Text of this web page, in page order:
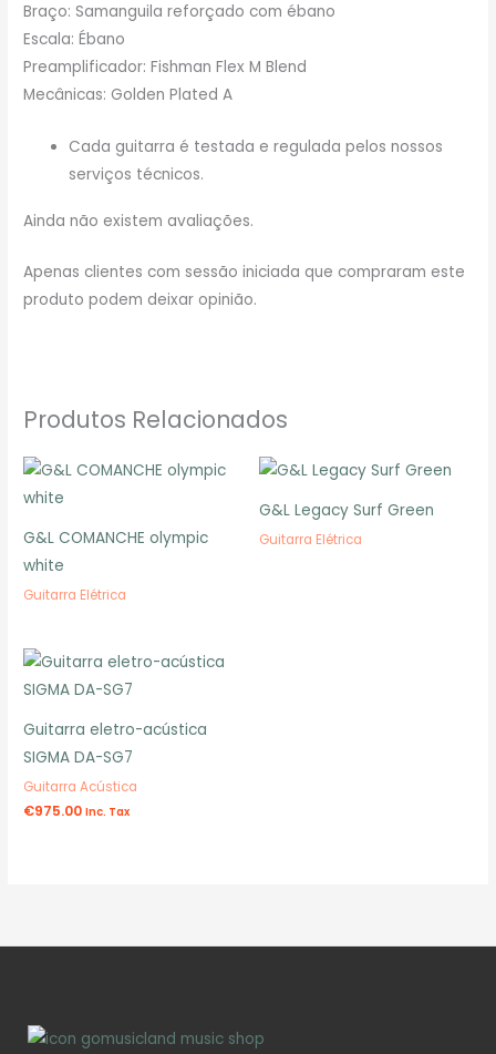
Braço: Samanguila reforçado com ébano
Escala: Ébano
Preamplificador: Fishman Flex M Blend
Mecânicas: Golden Plated A
Cada guitarra é testada e regulada pelos nossos
serviços técnicos.
Ainda não existem avaliações.
Apenas clientes com sessão iniciada que compraram este
produto podem deixar opinião.
Produtos Relacionados
G&L COMANCHE olympic
white
Guitarra Elétrica
G&L Legacy Surf Green
Guitarra Elétrica
Guitarra eletro-acústica
SIGMA DA-SG7
Guitarra Acústica
€975.00 Inc. Tax